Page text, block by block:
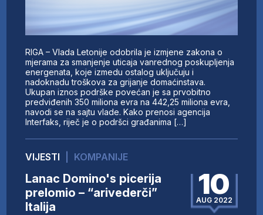
RIGA – Vlada Letonije odobrila je izmjene zakona o
mjerama za smanjenje uticaja vanrednog poskupljenja
energenata, koje izmedu ostalog uključuju i
nadoknadu troškova za grijanje domaćinstava.
Ukupan iznos podrške povećan je sa prvobitno
predviđenih 350 miliona evra na 442,25 miliona evra,
navodi se na sajtu vlade. Kako prenosi agencija
Interfaks, riječ je o podršci građanima […]
VIJESTI KOMPANIJE
Lanac Domino's picerija
prelomio – “arivederči”
Italija
10
AUG 2022